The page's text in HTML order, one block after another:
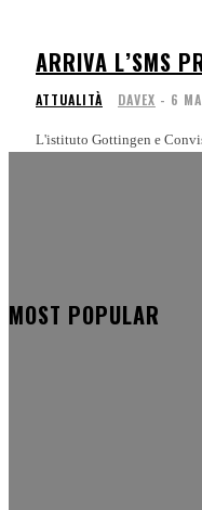
ARRIVA L’SMS
ATTUALITÀ DAVEX - 6
L'istituto Gottingen e
MOST POPULAR